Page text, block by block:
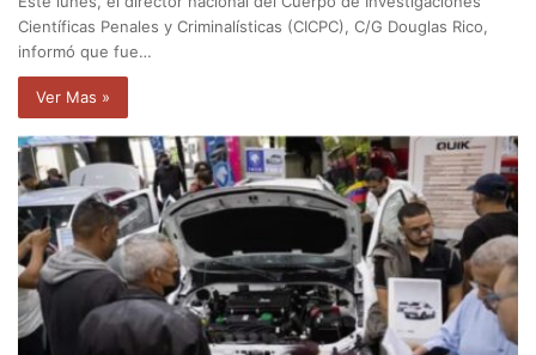
Científicas Penales y Criminalísticas (CICPC), C/G Douglas Rico,
informó que fue…
Ver Mas »